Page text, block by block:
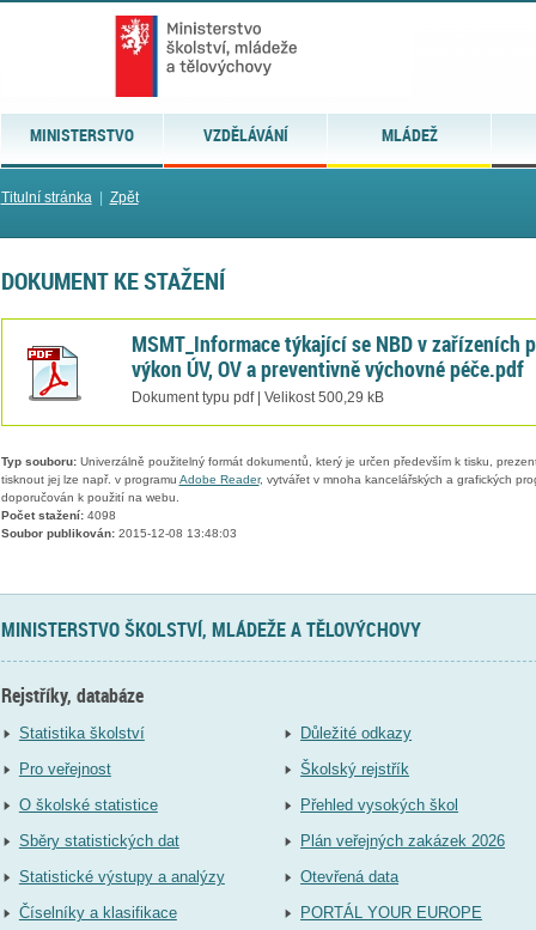
MINISTERSTVO VZDĚLÁVÁNÍ MLÁDEŽ
Titulní stránka| Zpět
DOKUMENT KE STAŽENÍ
MSMT_Informace týkající se NBD v zařízeních
výkon ÚV, OV a preventivně výchovné péče.pdf
Dokument typu pdf | Velikost 500,29 kB
Typ souboru:Univerzálně použitelný formát dokumentů, který je určen především k tisku,
tisknout jej lze např. v programu Adobe Reader, vytvářet v mnoha kancelářských a grafických
doporučován k použití na webu.
Počet stažení:4098
Soubor publikován:2015-12-08 13:48:03
MINISTERSTVO ŠKOLSTVÍ, MLÁDEŽE A TĚLOVÝCHOVY
Rejstříky, databáze
Statistika školství
Pro veřejnost
O školské statistice
Sběry statistických dat
Statistické výstupy a analýzy
Číselníky a klasifikace
Důležité odkazy
Školský rejstřík
Přehled vysokých škol
Plán veřejných zakázek 2026
Otevřená data
PORTÁL YOUR EUROPE